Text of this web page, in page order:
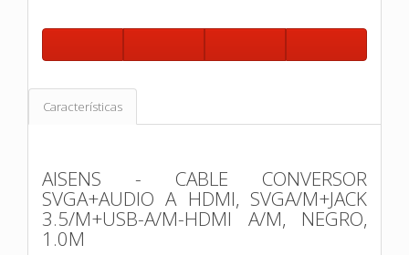
Características
AISENS - CABLE CONVERSOR
SVGA+AUDIO A HDMI, SVGA/M+JACK
3.5/M+USB-A/M-HDMI A/M, NEGRO,
1.0M